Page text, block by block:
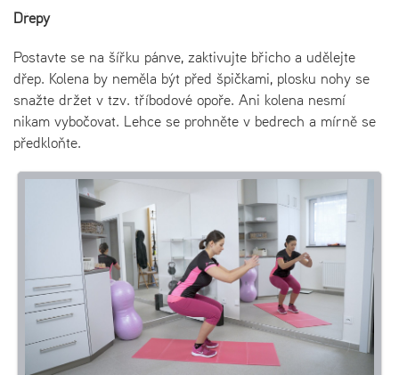
Dřepy
Postavte se na šířku pánve, zaktivujte břicho a udělejte
dřep. Kolena by neměla být před špičkami, plosku nohy se
snažte držet v tzv. tříbodové opoře. Ani kolena nesmí
nikam vybočovat. Lehce se prohněte v bedrech a mírně se
předkloňte.